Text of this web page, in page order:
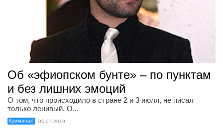
Об «эфиопском бунте» – по пунктам
и без лишних эмоций
О том, что происходило в стране 2 и 3 июля, не писал
только ленивый. О...
Криминал 05.07.2019